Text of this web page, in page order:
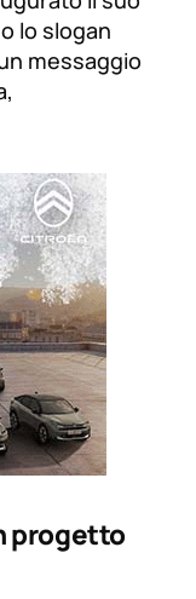
lo slogan
messaggio
progetto